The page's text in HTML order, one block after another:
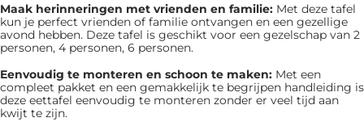
Maak herinneringen met vrienden en familie: Met deze tafel
kun je perfect vrienden of familie ontvangen en een gezellige
avond hebben. Deze tafel is geschikt voor een gezelschap van 2
personen, 4 personen, 6 personen.
Eenvoudig te monteren en schoon te maken: Met een
compleet pakket en een gemakkelijk te begrijpen handleiding is
deze eettafel eenvoudig te monteren zonder er veel tijd aan
kwijt te zijn.